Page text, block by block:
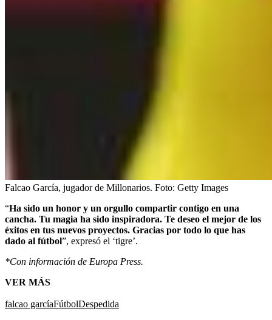
Falcao García, jugador de Millonarios. Foto: Getty Images
“Ha sido un honor y un orgullo compartir contigo en una
cancha. Tu magia ha sido inspiradora. Te deseo el mejor de los
éxitos en tus nuevos proyectos. Gracias por todo lo que has
dado al fútbol”, expresó el ‘tigre’.
*Con información de Europa Press.
VER MÁS
falcao garcíaFútbolDespedida